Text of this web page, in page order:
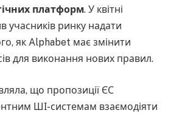
платформ. У квітні
учасників ринку надати
як Alphabet має змінити
для виконання нових правил.
що пропозиції ЄС
ШІ-системам взаємодіяти